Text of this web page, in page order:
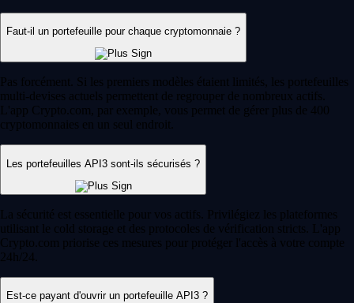
Faut-il un portefeuille pour chaque cryptomonnaie ?
Pas forcément. Si les premiers modèles étaient limités, les portefeuilles
multi-devises actuels permettent de regrouper de nombreux actifs.
L'app Crypto.com, par exemple, vous permet de gérer plus de 400
cryptomonnaies en un seul endroit.
Les portefeuilles API3 sont-ils sécurisés ?
La sécurité est essentielle pour vos actifs. Privilégiez les plateformes
utilisant le cold storage et des protocoles de vérification stricts. L'app
Crypto.com priorise ces mesures pour protéger l'accès à votre compte
24h/24.
Est-ce payant d'ouvrir un portefeuille API3 ?